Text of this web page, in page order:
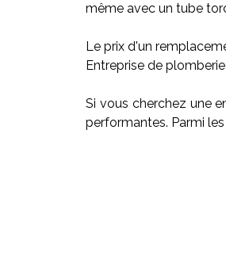
même avec un tube
Le prix d'un
Entreprise de plomberie
Si vous cherchez une
performantes. Parmi